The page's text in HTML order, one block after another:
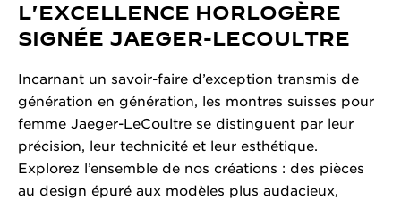
L'EXCELLENCE HORLOGÈRE
SIGNÉE JAEGER-LECOULTRE
Incarnant un savoir-faire d’exception transmis de
génération en génération, les montres suisses pour
femme Jaeger-LeCoultre se distinguent par leur
précision, leur technicité et leur esthétique.
Explorez l’ensemble de nos créations : des pièces
au design épuré aux modèles plus audacieux,